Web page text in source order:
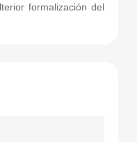
formalización del